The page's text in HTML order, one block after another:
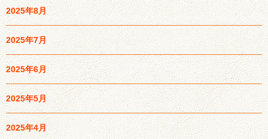
2025年8月
2025年7月
2025年6月
2025年5月
2025年4月